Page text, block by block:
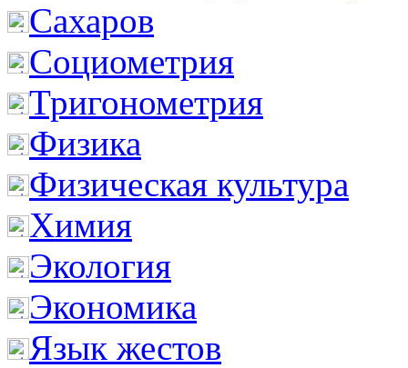
Сахаров
Социометрия
Тригонометрия
Физика
Физическая культура
Химия
Экология
Экономика
Язык жестов